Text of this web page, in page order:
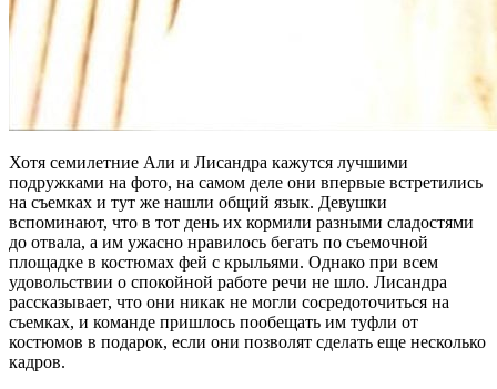
Хотя семилетние Али и Лисандра кажутся лучшими
подружками на фото, на самом деле они впервые встретились
на съемках и тут же нашли общий язык. Девушки
вспоминают, что в тот день их кормили разными сладостями
до отвала, а им ужасно нравилось бегать по съемочной
площадке в костюмах фей с крыльями. Однако при всем
удовольствии о спокойной работе речи не шло. Лисандра
рассказывает, что они никак не могли сосредоточиться на
съемках, и команде пришлось пообещать им туфли от
костюмов в подарок, если они позволят сделать еще несколько
кадров.